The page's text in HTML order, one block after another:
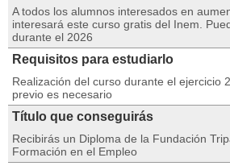
A todos los alumnos interesados en
interesará este curso gratis del Inem.
durante el 2026
Requisitos para estudiarlo
Realización del curso durante el ejercicio
previo es necesario
Título que conseguirás
Recibirás un Diploma de la Fundación
Formación en el Empleo